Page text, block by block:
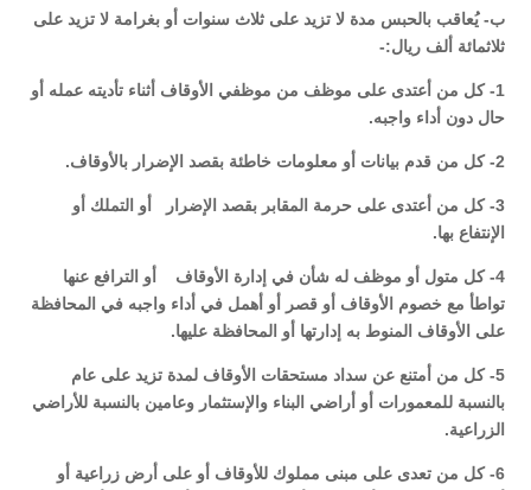
ب- يُعاقب بالحبس مدة لا تزيد على ثلاث سنوات أو بغرامة لا تزيد على
ثلاثمائة ألف ريال:-
1- كل من أعتدى على موظف من موظفي الأوقاف أثناء تأديته عمله أو
حال دون أداء واجبه.
2- كل من قدم بيانات أو معلومات خاطئة بقصد الإضرار بالأوقاف.
3- كل من أعتدى على حرمة المقابر بقصد الإضرار أو التملك أو
الإنتفاع بها.
4- كل متول أو موظف له شأن في إدارة الأوقاف أو الترافع عنها
تواطأ مع خصوم الأوقاف أو قصر أو أهمل في أداء واجبه في المحافظة
على الأوقاف المنوط به إدارتها أو المحافظة عليها.
5- كل من أمتنع عن سداد مستحقات الأوقاف لمدة تزيد على عام
بالنسبة للمعمورات أو أراضي البناء والإستثمار وعامين بالنسبة للأراضي
الزراعية.
6- كل من تعدى على مبنى مملوك للأوقاف أو على أرض زراعية أو